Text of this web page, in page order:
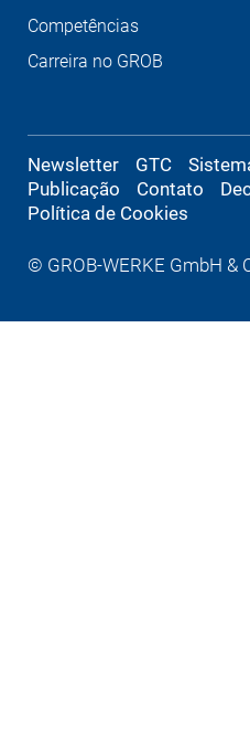
Competências
Carreira no GROB
© GROB-WERKE GmbH &
Newsletter GTC
Publicação
Contato
Política de Cookies